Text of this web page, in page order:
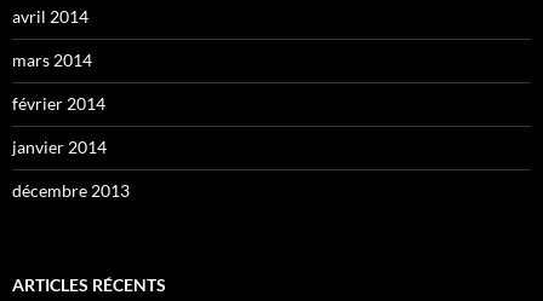
avril 2014
mars 2014
février 2014
janvier 2014
décembre 2013
ARTICLES RÉCENTS